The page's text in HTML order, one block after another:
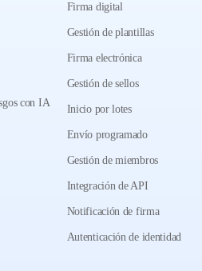
con IA
Firma digital
Gestión de plantillas
Firma electrónica
Gestión de sellos
Inicio por lotes
Envío programado
Gestión de miembros
Integración de API
Notificación de firma
Autenticación de identidad